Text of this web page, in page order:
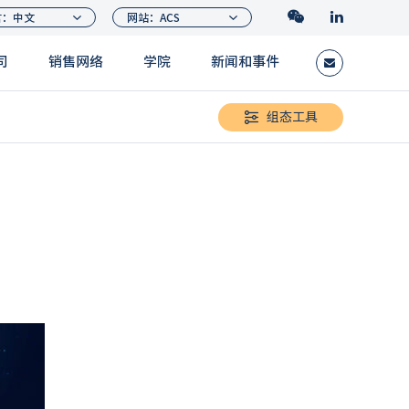
销售网络 学院 新闻和事件
组态工具